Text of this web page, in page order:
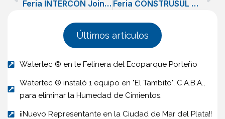
Feria INTERCON Joinville Brasil del 2 al 5 de Octubre Feria CONSTRUSUL 2013 Novo Hamburgo – Brasil
Últimos artículos
Watertec ® en le Felinera del Ecoparque Porteño
Watertec ® instaló 1 equipo en "El Tambito", C.A.B.A.,
para eliminar la Humedad de Cimientos.
¡¡Nuevo Representante en la Ciudad de Mar del Plata!!